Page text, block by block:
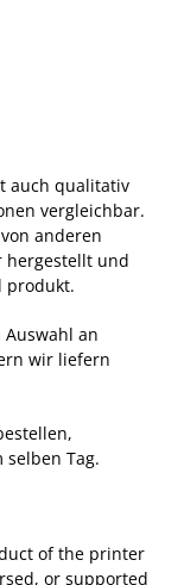
auch qualitativ
vergleichbar.
anderen
hergestellt und
produkt.
an
wir liefern
Tag.
of the printer
or supported